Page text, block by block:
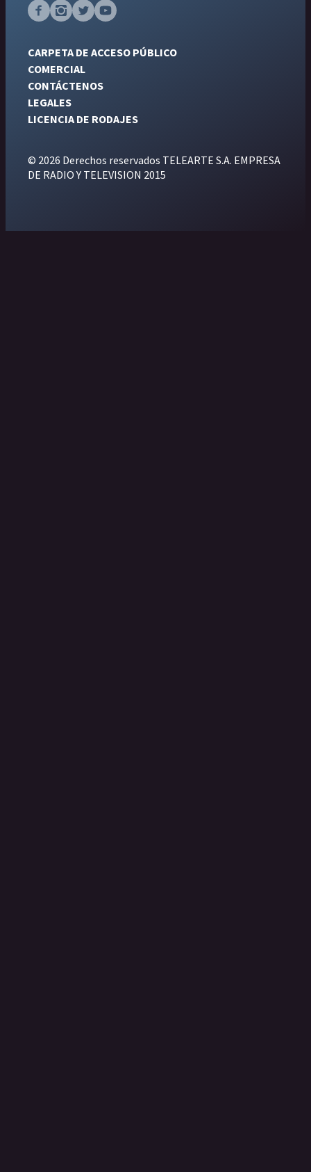
CARPETA DE ACCESO PÚBLICO
COMERCIAL
CONTÁCTENOS
LEGALES
LICENCIA DE RODAJES
© 2026 Derechos reservados TELEARTE S.A. EMPRESA
DE RADIO Y TELEVISION 2015